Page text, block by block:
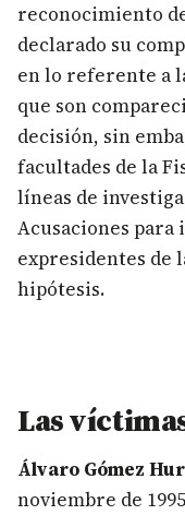
reconocimiento
declarado su
en lo referente a
que son
decisión, sin
facultades de la
líneas de
Acusaciones
expresidentes de
hipótesis.
Las
Álvaro Gómez
noviembre de